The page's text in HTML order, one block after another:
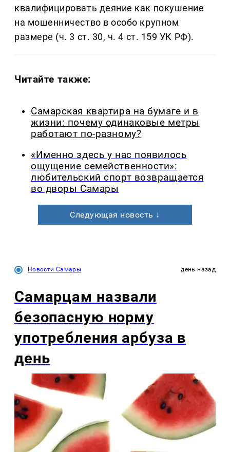
квалифицировать деяние как покушение
на мошенничество в особо крупном
размере (ч. 3 ст. 30, ч. 4 ст. 159 УК РФ).
Читайте также:
Самарская квартира на бумаге и в
жизни: почему одинаковые метры
работают по-разному?
«Именно здесь у нас появилось
ощущение семейственности»:
любительский спорт возвращается
во дворы Самары
Следующая новость ↓
Новости Самары день назад
Самарцам назвали
безопасную норму
употребления арбуза в
день